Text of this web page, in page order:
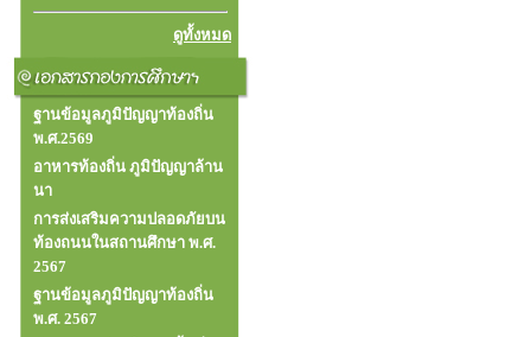
ดูทั้งหมด
ฐานข้อมูลภูมิปัญญาท้องถิ่น
พ.ศ.2569
อาหารท้องถิ่น ภูมิปัญญาล้าน
นา
การส่งเสริมความปลอดภัยบน
ท้องถนนในสถานศึกษา พ.ศ.
2567
ฐานข้อมูลภูมิปัญญาท้องถิ่น
พ.ศ. 2567